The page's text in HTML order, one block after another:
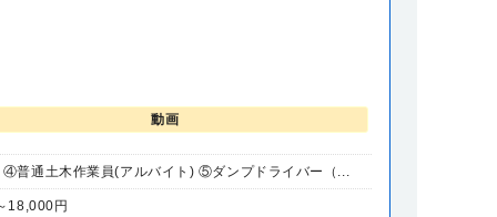
動画
普通土木作業員(アルバイト) ⑤ダンプドライバー（...
18,000円